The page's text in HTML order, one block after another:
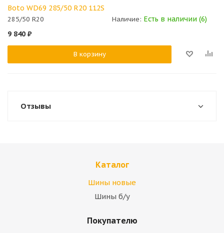
Boto WD69 285/50 R20 112S
285/50 R20 Наличие: Есть в наличии (6)
9 840 ₽
В корзину
Отзывы
Каталог
Шины новые
Шины б/у
Покупателю